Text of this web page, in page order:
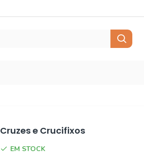
Cruzes e Crucifixos
EM STOCK